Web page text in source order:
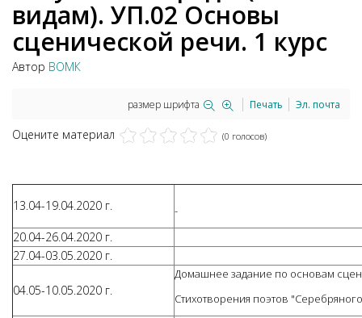
видам). УП.02 Основы
сценической речи. 1 курс
Автор ВОМК
размер шрифта Печать Эл. почта
Оцените материал (0 голосов)
13.04-19.04.2020 г. -
20.04-26.04.2020 г.
27.04-03.05.2020 г.
04.05-10.05.2020 г.
Домашнее задание по основам
Стихотворения поэтов